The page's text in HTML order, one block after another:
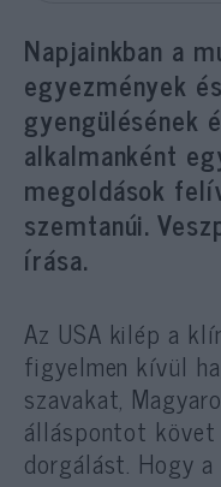
Napjainkban a
egyezmények
gyengülésének
alkalmanként
megoldások
szemtanúi.
írása.
Az USA kilép a
figyelmen kívül
szavakat,
álláspontot
dorgálást. Hogy